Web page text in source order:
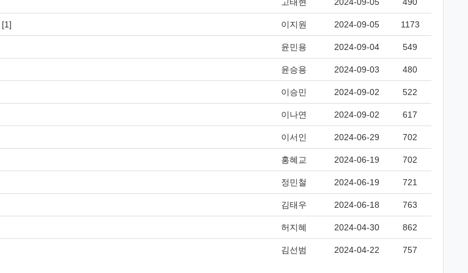
[1] 이지원 2024-09-05 1173
윤민용 2024-09-04 549
윤승용 2024-09-03 480
이승민 2024-09-02 522
이나연 2024-09-02 617
이서인 2024-06-29 702
홍혜교 2024-06-19 702
정민철 2024-06-19 721
김태우 2024-06-18 763
허지혜 2024-04-30 862
김선범 2024-04-22 757